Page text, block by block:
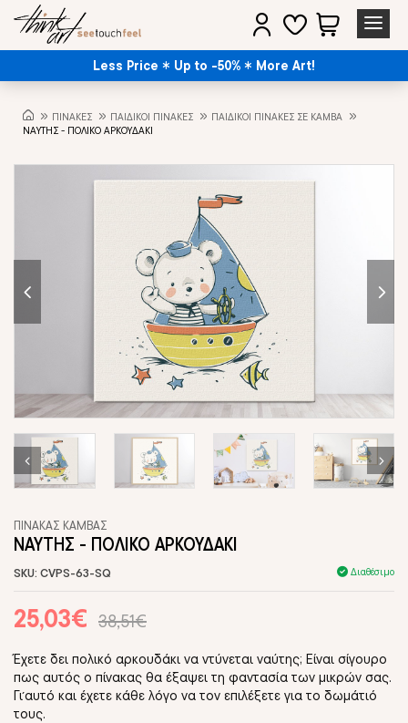
Less Price Up to -50% More Art!
ΠΙΝΑΚΕΣ ΠΑΙΔΙΚΟΙ ΠΙΝΑΚΕΣ
ΠΑΙΔΙΚΟΊ ΠΊΝΑΚΕΣ ΣΕ ΚΑΜΒΆ
ΝΑΥΤΗΣ - ΠΟΛΙΚΟ ΑΡΚΟΥΔΑΚΙ
ΠΙΝΑΚΑΣ ΚΑΜΒΑΣ
ΝΑΥΤΗΣ - ΠΟΛΙΚΟ ΑΡΚΟΥΔΑΚΙ
SKU: CVPS-63-SQ Διαθέσιμο
25,03€ 38,51€
Έχετε δει πολικό αρκουδάκι να ντύνεται ναύτης; Είναι σίγουρο
πως αυτός ο πίνακας θα έξαψει τη φαντασία των μικρών σας.
Γι΄αυτό και έχετε κάθε λόγο να τον επιλέξετε για το δωμάτιό
τους.